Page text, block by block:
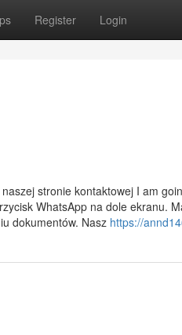
Register Login
stronie kontaktowej I am
WhatsApp na dole ekranu.
dokumentów. Nasz https://